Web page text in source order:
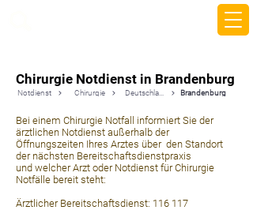
Chirurgie Notdienst in Brandenburg
Notdienst Chirurgie Brandenburg
Bei einem Chirurgie Notfall informiert Sie der
ärztlichen Notdienst außerhalb der
Öffnungszeiten Ihres Arztes über den Standort
der nächsten Bereitschaftsdienstpraxis
und welcher Arzt oder Notdienst für Chirurgie
Notfälle bereit steht:
Ärztlicher Bereitschaftsdienst: 116 117